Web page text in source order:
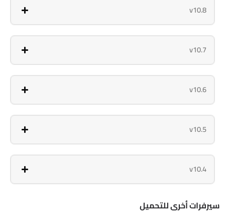
v10.8
v10.7
v10.6
v10.5
v10.4
سيرفرات أخرى للتحميل